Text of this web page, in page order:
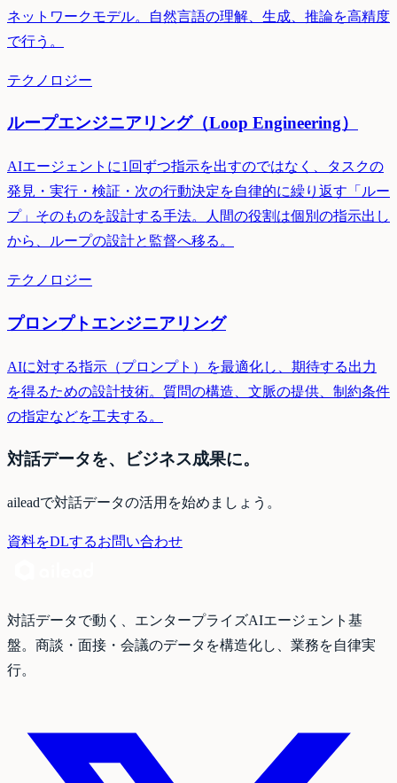
ネットワークモデル。自然言語の理解、生成、推論を高精度
で行う。
テクノロジー
ループエンジニアリング（Loop Engineering）
AIエージェントに1回ずつ指示を出すのではなく、タスクの
発見・実行・検証・次の行動決定を自律的に繰り返す「ルー
プ」そのものを設計する手法。人間の役割は個別の指示出し
から、ループの設計と監督へ移る。
テクノロジー
プロンプトエンジニアリング
AIに対する指示（プロンプト）を最適化し、期待する出力
を得るための設計技術。質問の構造、文脈の提供、制約条件
の指定などを工夫する。
対話データを、ビジネス成果に。
aileadで対話データの活用を始めましょう。
資料をDLするお問い合わせ
対話データで動く、エンタープライズAIエージェント基
盤。商談・面接・会議のデータを構造化し、業務を自律実
行。